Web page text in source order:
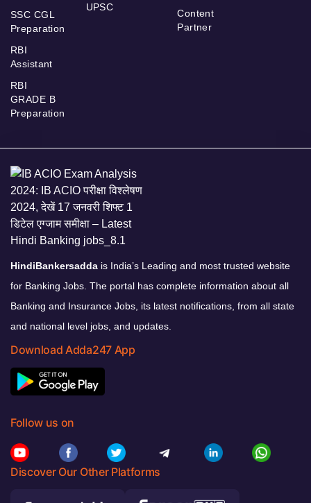
SSC CGL
Preparation
RBI
Assistant
RBI
GRADE B
Preparation
UPSC
Content
Partner
HindiBankersadda is India’s Leading and most trusted website
for Banking Jobs. The portal has complete information about all
Banking and Insurance Jobs, its latest notifications, from all state
and national level jobs, and updates.
Download Adda247 App
Follow us on
Discover Our Other Platforms